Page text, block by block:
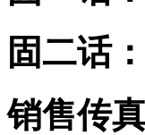
固二话
销售传